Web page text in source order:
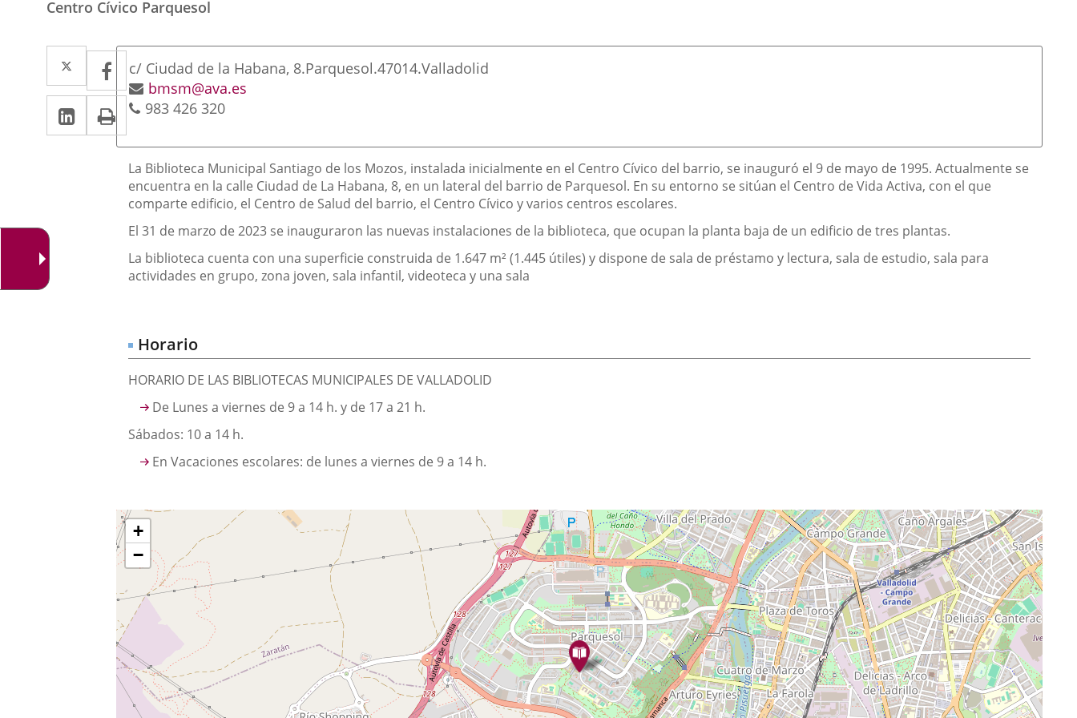
Centro Cívico Parquesol
Twitter
Enlace
a
una
aplicación
externa.
Facebook
Enlace
a
una
aplicación
externa.
Linkedin
Enlace
a
aplicación
externa.
Print
Dirección
Postal
address
c/ Ciudad de la Habana, 8.Parquesol.47014.Valladolid
Email
bmsm@ava.es
Phones
983 426 320
Descripción
La Biblioteca Municipal Santiago de los Mozos, instalada inicialmente en el Centro Cívico del barrio, se inauguró el 9 de mayo de 1995. Actualmente se
encuentra en la calle Ciudad de La Habana, 8, en un lateral del barrio de Parquesol. En su entorno se sitúan el Centro de Vida Activa, con el que
comparte edificio, el Centro de Salud del barrio, el Centro Cívico y varios centros escolares.
El 31 de marzo de 2023 se inauguraron las nuevas instalaciones de la biblioteca, que ocupan la planta baja de un edificio de tres plantas.
La biblioteca cuenta con una superficie construida de 1.647 m² (1.445 útiles) y dispone de sala de préstamo y lectura, sala de estudio, sala para
actividades en grupo, zona joven, sala infantil, videoteca y una sala
Horario
HORARIO DE LAS BIBLIOTECAS MUNICIPALES DE VALLADOLID
De Lunes a viernes de 9 a 14 h. y de 17 a 21 h.
Sábados: 10 a 14 h.
En Vacaciones escolares: de lunes a viernes de 9 a 14 h.
¿Dónde
estamos?
Skip
map
+
−